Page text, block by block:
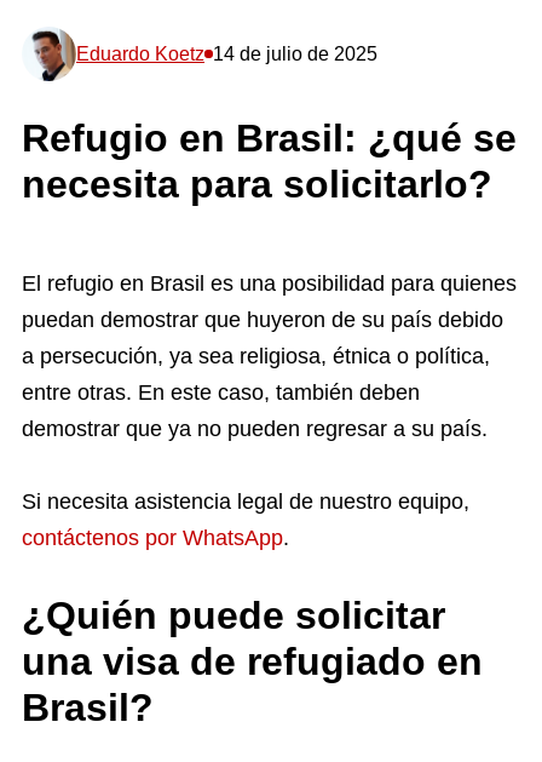
Eduardo Koetz 14 de julio de 2025
Refugio en Brasil: ¿qué se
necesita para solicitarlo?
El refugio en Brasil es una posibilidad para quienes
puedan demostrar que huyeron de su país debido
a persecución, ya sea religiosa, étnica o política,
entre otras. En este caso, también deben
demostrar que ya no pueden regresar a su país.
Si necesita asistencia legal de nuestro equipo,
contáctenos por WhatsApp.
¿Quién puede solicitar
una visa de refugiado en
Brasil?